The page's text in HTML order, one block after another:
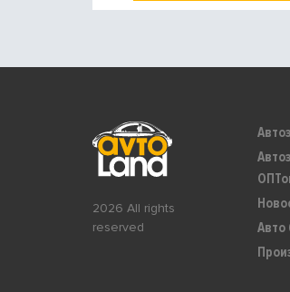
2026 All rights
reserved
Авто